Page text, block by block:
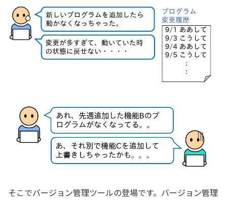
そこでバージョン管理ツールの登場です。バージョン管理